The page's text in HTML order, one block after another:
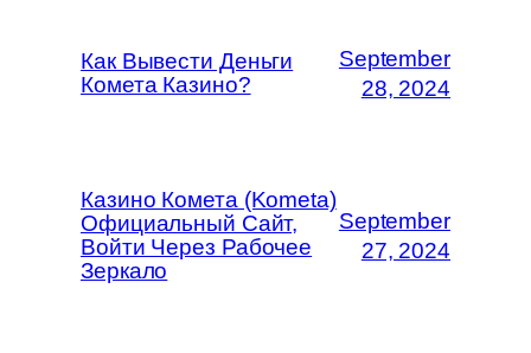
Как Вывести Деньги
Комета Казино?
September
28, 2024
Казино Комета (Kometa)
Официальный Сайт,
Войти Через Рабочее
Зеркало
September
27, 2024